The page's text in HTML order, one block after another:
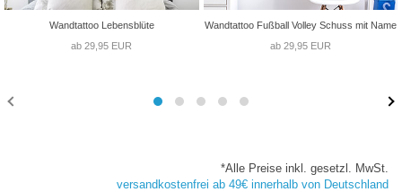
Wandtattoo Lebensblüte
ab 29,95 EUR
Wandtattoo Fußball Volley Schuss mit Name
ab 29,95 EUR
*Alle Preise inkl. gesetzl. MwSt.
versandkostenfrei ab 49€ innerhalb von Deutschland